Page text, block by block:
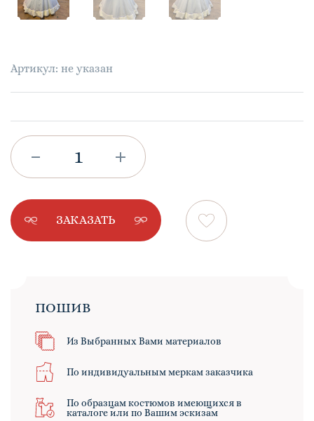
Артикул: не указан
ЗАКАЗАТЬ
ПОШИВ
Из Выбранных Вами материалов
По индивидуальным меркам заказчика
По образцам костюмов имеющихся в
каталоге или по Вашим эскизам